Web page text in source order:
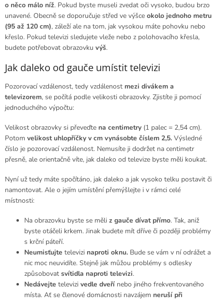
o něco málo níž. Pokud byste museli zvedat oči vysoko, budou brzo
unavené. Obecně se doporučuje střed ve výšce okolo jednoho metru
(95 až 120 cm), záleží ale na tom, jak vysokou máte pohovku nebo
křeslo. Pokud televizi sledujete vleže nebo z polohovacího křesla,
budete potřebovat obrazovku výš.
Jak daleko od gauče umístit televizi
Pozorovací vzdálenost, tedy vzdálenost mezi divákem a
televizorem, se počítá podle velikosti obrazovky. Zjistíte ji pomocí
jednoduchého výpočtu:
Velikost obrazovky si převeďte na centimetry (1 palec = 2,54 cm).
Potom velikost uhlopříčky v cm vynásobte číslem 2,5. Výsledné
číslo je pozorovací vzdálenost. Nemusíte ji dodržet na centimetr
přesně, ale orientačně víte, jak daleko od televize byste měli koukat.
Nyní už tedy máte spočítáno, jak daleko a jak vysoko telku postavit či
namontovat. Ale o jejím umístění přemýšlejte i v rámci celé
místnosti:
Na obrazovku byste se měli z gauče dívat přímo. Tak, aniž
byste otáčeli krkem. Jinak budete mít dříve či později problémy
s krční páteří.
Neumisťujte televizi naproti oknu. Bude se vám v ní odrážet a
nic moc neuvidíte. Stejně jak můžou problémy s odlesky
způsobovat svítidla naproti televizi.
Nedávejte televizi vedle dveří nebo jiného frekventovaného
místa. Ať se členové domácnosti navzájem neruší při